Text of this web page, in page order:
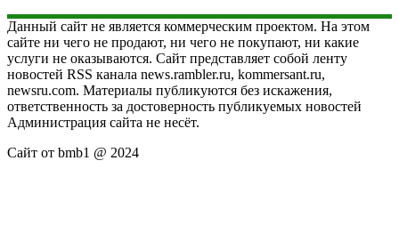
Данный сайт не является коммерческим проектом. На этом
сайте ни чего не продают, ни чего не покупают, ни какие
услуги не оказываются. Сайт представляет собой ленту
новостей RSS канала news.rambler.ru, kommersant.ru,
newsru.com. Материалы публикуются без искажения,
ответственность за достоверность публикуемых новостей
Администрация сайта не несёт.
Сайт от bmb1 @ 2024